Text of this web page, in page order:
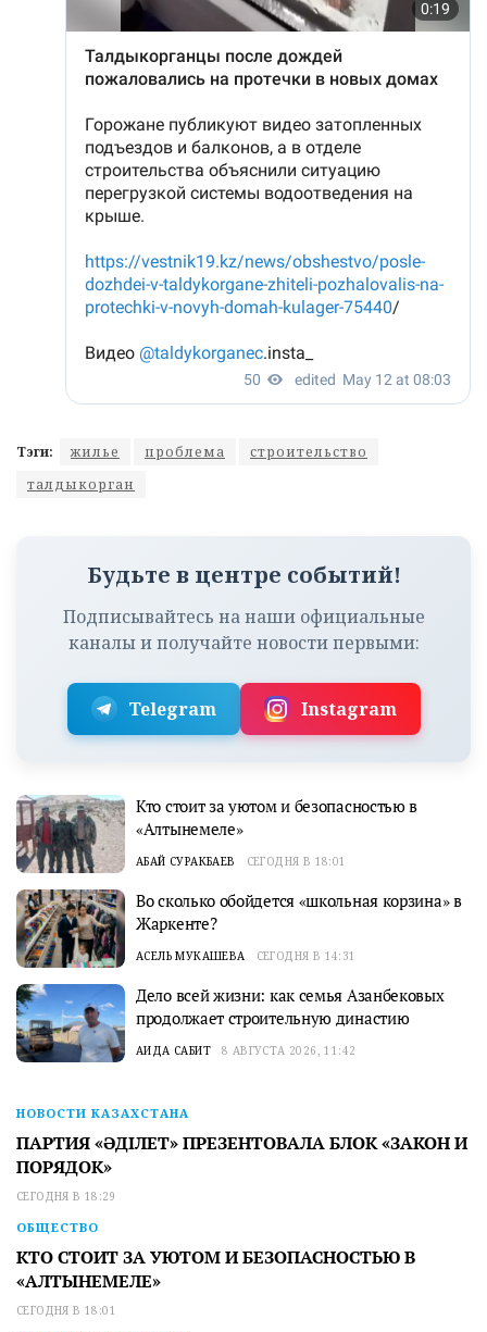
Тэги: жилье проблема
строительство
талдыкорган
Будьте в центре событий!
Подписывайтесь на наши официальные
каналы и получайте новости первыми:
Telegram Instagram
Кто стоит за уютом и безопасностью в
«Алтынемеле»
АБАЙ СУРАКБАЕВ СЕГОДНЯ В 18:01
Во сколько обойдется «школьная корзина» в
Жаркенте?
АСЕЛЬ МУКАШЕВА СЕГОДНЯ В 14:31
Дело всей жизни: как семья Азанбековых
продолжает строительную династию
АИДА САБИТ 8 АВГУСТА 2026, 11:42
НОВОСТИ КАЗАХСТАНА
ПАРТИЯ «ӘДІЛЕТ» ПРЕЗЕНТОВАЛА БЛОК «ЗАКОН И
ПОРЯДОК»
СЕГОДНЯ В 18:29
ОБЩЕСТВО
КТО СТОИТ ЗА УЮТОМ И БЕЗОПАСНОСТЬЮ В
«АЛТЫНЕМЕЛЕ»
СЕГОДНЯ В 18:01